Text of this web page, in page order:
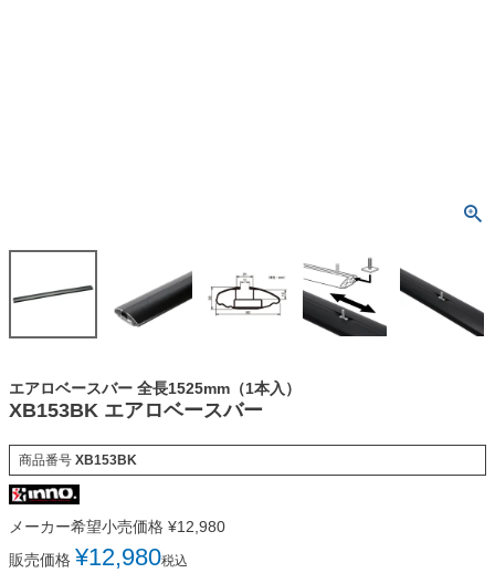
エアロベースバー 全長1525mm（1本入）
XB153BK エアロベースバー
商品番号 XB153BK
メーカー希望小売価格 ¥12,980
販売価格 ¥12,980税込